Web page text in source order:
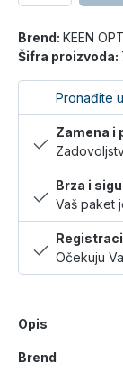
Brend: KEEN
Šifra proizvoda:
Pronađite
Zamena i
Brza i
Vaš paket
Očekuju
Opis
Brend